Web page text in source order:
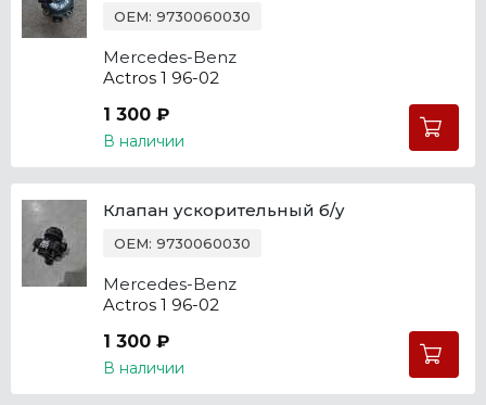
OEM: 9730060030
Mercedes-Benz
Actros 1 96-02
1 300 ₽
В наличии
Клапан ускорительный б/у
OEM: 9730060030
Mercedes-Benz
Actros 1 96-02
1 300 ₽
В наличии